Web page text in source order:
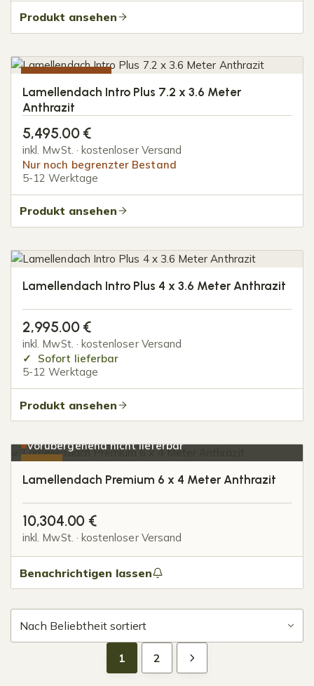
Produkt ansehen
Lamellendach Intro Plus 7.2 x 3.6 Meter
Anthrazit
5,495.00 €
inkl. MwSt. · kostenloser Versand
Nur noch begrenzter Bestand
5-12 Werktage
Produkt ansehen
Lamellendach Intro Plus 4 x 3.6 Meter Anthrazit
2,995.00 €
inkl. MwSt. · kostenloser Versand
Sofort lieferbar
5-12 Werktage
Produkt ansehen
Vorübergehend nicht lieferbar
Lamellendach Premium 6 x 4 Meter Anthrazit
10,304.00 €
inkl. MwSt. · kostenloser Versand
Benachrichtigen lassen
1 2